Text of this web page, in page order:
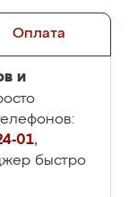
Оплата
и
01,
быстро